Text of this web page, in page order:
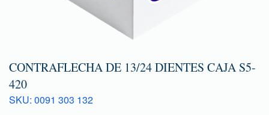
CONTRAFLECHA DE 13/24 DIENTES CAJA S5-
420
SKU: 0091 303 132